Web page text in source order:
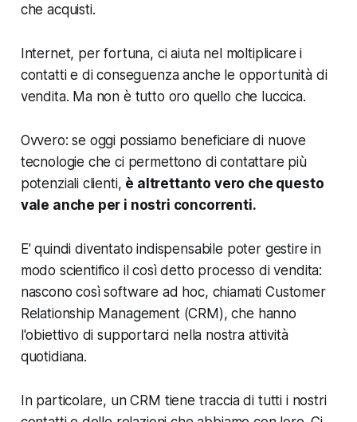
cheacquisti.
Internet, per fortuna, ci aiuta nel moltiplicare i
contatti e di conseguenza anche le opportunità di
vendita. Ma non è tutto oro quello che luccica.
Ovvero: se oggi possiamo beneficiare di nuove
tecnologie che ci permettono di contattare più
potenziali clienti, è altrettanto vero che questo
vale anche per i nostri concorrenti.
E' quindidiventato indispensabile poter gestire in
modo scientifico il così detto processo di vendita:
nascono così software ad hoc, chiamati Customer
Relationship Management (CRM), che hanno
l'obiettivo di supportarci nella nostra attività
quotidiana.
In particolare, un CRM tiene traccia di tutti i nostri